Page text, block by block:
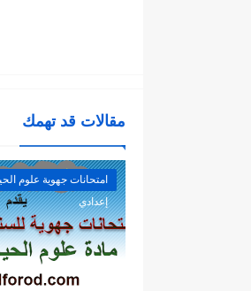
مقالات قد تهمك
امتحانات جهوية علوم
إعدادي